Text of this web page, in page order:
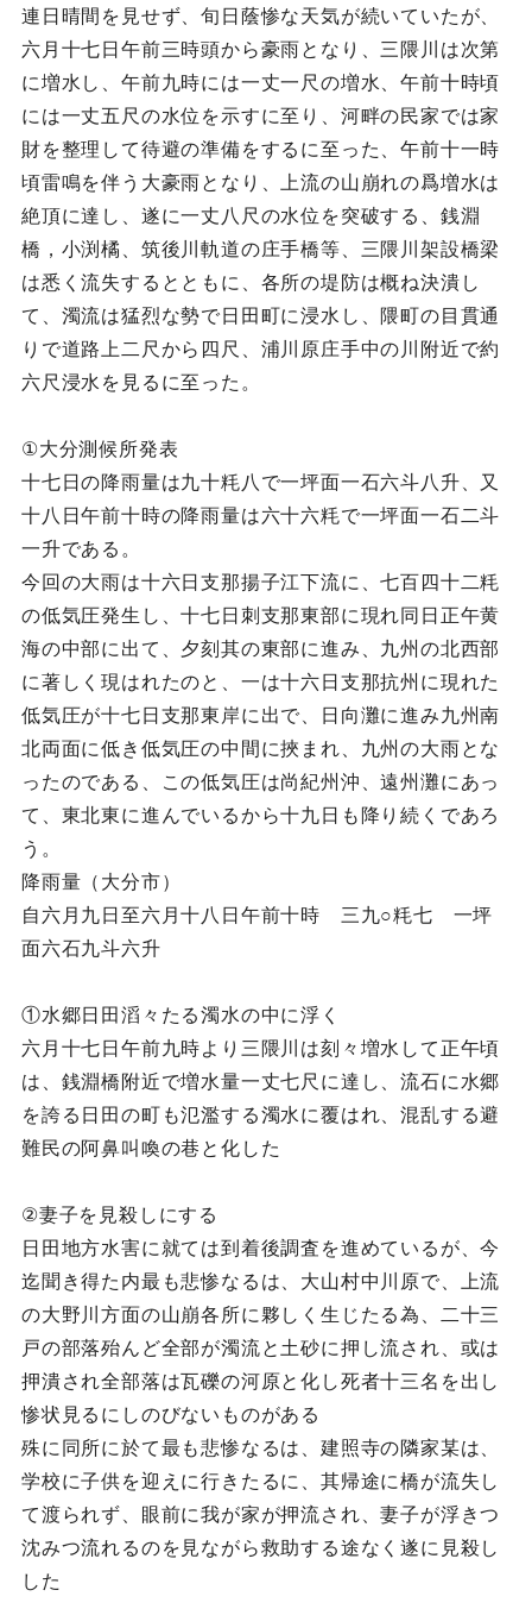
連日晴間を見せず、旬日蔭惨な天気が続いていたが、
六月十七日午前三時頭から豪雨となり、三隈川は次第
に増水し、午前九時には一丈一尺の増水、午前十時頃
には一丈五尺の水位を示すに至り、河畔の民家では家
財を整理して待避の準備をするに至った、午前十一時
頃雷鳴を伴う大豪雨となり、上流の山崩れの爲増水は
絶頂に達し、遂に一丈八尺の水位を突破する、銭淵
橋，小渕橘、筑後川軌道の庄手橋等、三隈川架設橋梁
は悉く流失するとともに、各所の堤防は概ね決潰し
て、濁流は猛烈な勢で日田町に浸水し、隈町の目貫通
りで道路上二尺から四尺、浦川原庄手中の川附近で約
六尺浸水を見るに至った。
①大分測候所発表
十七日の降雨量は九十粍八で一坪面一石六斗八升、又
十八日午前十時の降雨量は六十六粍で一坪面一石二斗
一升である。
今回の大雨は十六日支那揚子江下流に、七百四十二粍
の低気圧発生し、十七日刺支那東部に現れ同日正午黄
海の中部に出て、夕刻其の東部に進み、九州の北西部
に著しく現はれたのと、一は十六日支那抗州に現れた
低気圧が十七日支那東岸に出で、日向灘に進み九州南
北両面に低き低気圧の中間に挾まれ、九州の大雨とな
ったのである、この低気圧は尚紀州沖、遠州灘にあっ
て、東北東に進んでいるから十九日も降り続くであろ
う。
降雨量（大分市）
自六月九日至六月十八日午前十時 三九○粍七 一坪
面六石九斗六升
①水郷日田滔々たる濁水の中に浮く
六月十七日午前九時より三隈川は刻々増水して正午頃
は、銭淵橋附近で増水量一丈七尺に達し、流石に水郷
を誇る日田の町も氾濫する濁水に覆はれ、混乱する避
難民の阿鼻叫喚の巷と化した
②妻子を見殺しにする
日田地方水害に就ては到着後調査を進めているが、今
迄聞き得た内最も悲惨なるは、大山村中川原で、上流
の大野川方面の山崩各所に夥しく生じたる為、二十三
戸の部落殆んど全部が濁流と土砂に押し流され、或は
押潰され全部落は瓦礫の河原と化し死者十三名を出し
惨状見るにしのびないものがある
殊に同所に於て最も悲惨なるは、建照寺の隣家某は、
学校に子供を迎えに行きたるに、其帰途に橋が流失し
て渡られず、眼前に我が家が押流され、妻子が浮きつ
沈みつ流れるのを見ながら救助する途なく遂に見殺し
した